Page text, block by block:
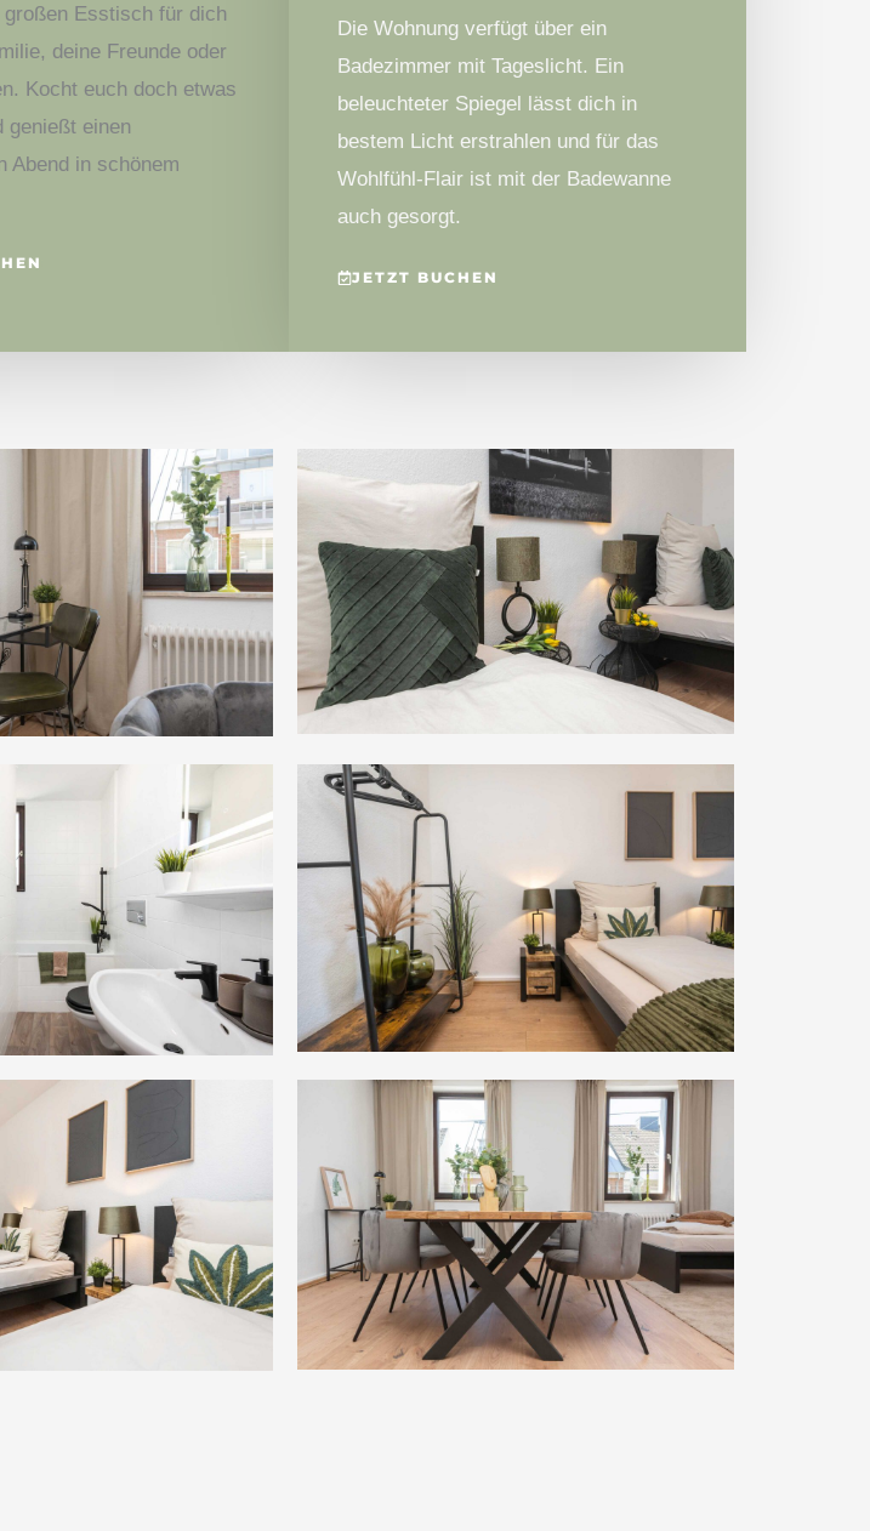
großen Esstisch für dich
deine Freunde oder
Kocht euch doch etwas
genießt einen
Abend in schönem
Die Wohnung verfügt über ein
Badezimmer mit Tageslicht. Ein
beleuchteter Spiegel lässt dich in
bestem Licht erstrahlen und für das
Wohlfühl-Flair ist mit der Badewanne
auch gesorgt.
JETZT BUCHEN